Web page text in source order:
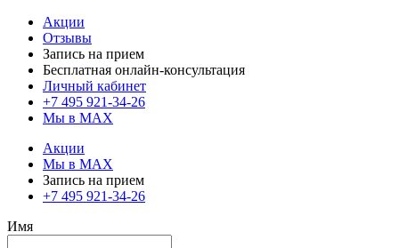
Акции
Отзывы
Запись на прием
Бесплатная онлайн-консультация
Личный кабинет
+7 495 921-34-26
Мы в MAX
Акции
Мы в MAX
Запись на прием
+7 495 921-34-26
Имя